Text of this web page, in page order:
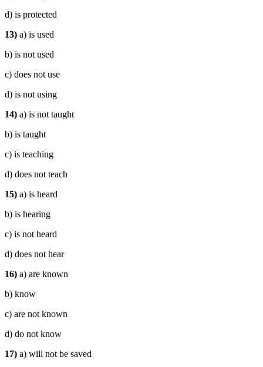
d) is protected
13) a) is used
b) is not used
c) does not use
d) is not using
14) a) is not taught
b) is taught
c) is teaching
d) does not teach
15) a) is heard
b) is hearing
c) is not heard
d) does not hear
16) a) are known
b) know
c) are not known
d) do not know
17) a) will not be saved